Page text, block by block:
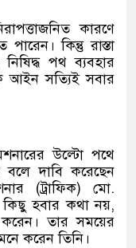
কারণে
কিন্তু রাস্তা
পথ ব্যবহার
আইন সত্যিই সবার
উল্টো পথে
বলে দাবি করেছেন
(ট্রাফিক) মো.
হবার কথা নয়,
করেন। তার সময়ের
করেন তিনি।